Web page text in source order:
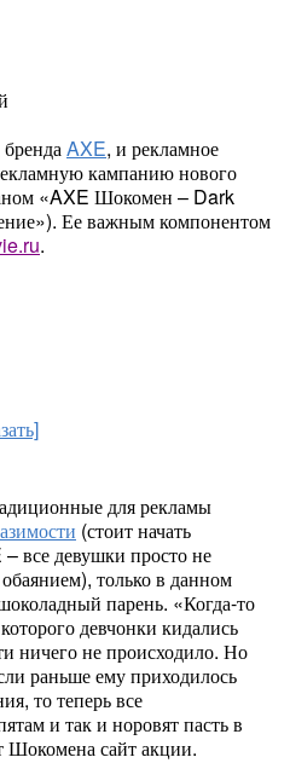
AXE, и рекламное
кампанию нового
«AXE Шокомен – Dark
Ее важным компонентом
.
для рекламы
(стоит начать
все девушки просто не
только в данном
парень. «Когда-то
девчонки кидались
ничего не происходило. Но
раньше ему приходилось
то теперь все
и так и норовят пасть в
Шокомена сайт акции.